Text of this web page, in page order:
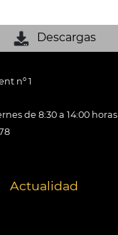
Descargas
nº 1
de 8:30 a 14:00 horas
Actualidad